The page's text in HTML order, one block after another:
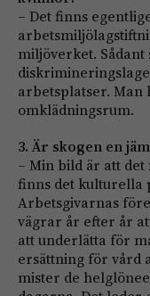
– Det finns
miljöverket. Sådant
arbetsplatser. Man
omklädningsrum.
3. Är skogen en
– Min bild är att
finns det kulturella
Arbetsgivarnas
vägrar år efter år
att underlätta för
ersättning för vård
mister de